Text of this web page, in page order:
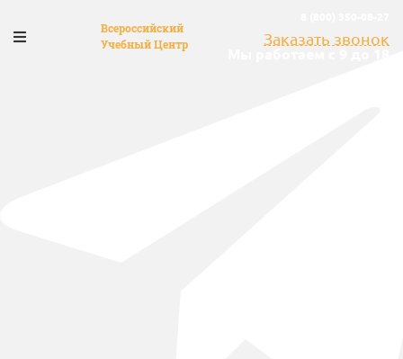
Всероссийский
Учебный Центр
Заказать звонок